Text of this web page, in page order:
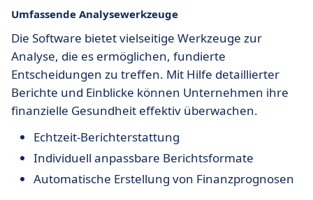
Umfassende Analysewerkzeuge
Die Software bietet vielseitige Werkzeuge zur
Analyse, die es ermöglichen, fundierte
Entscheidungen zu treffen. Mit Hilfe detaillierter
Berichte und Einblicke können Unternehmen ihre
finanzielle Gesundheit effektiv überwachen.
Echtzeit-Berichterstattung
Individuell anpassbare Berichtsformate
Automatische Erstellung von Finanzprognosen